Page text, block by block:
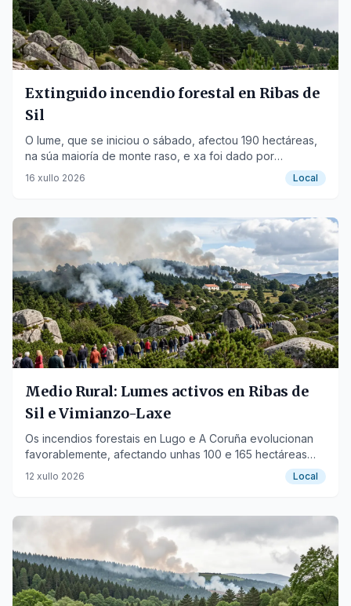
Extinguido incendio forestal en Ribas de
Sil
O lume, que se iniciou o sábado, afectou 190 hectáreas,
na súa maioría de monte raso, e xa foi dado por
extinguido.
16 xullo 2026 Local
Medio Rural: Lumes activos en Ribas de
Sil e Vimianzo-Laxe
Os incendios forestais en Lugo e A Coruña evolucionan
favorablemente, afectando unhas 100 e 165 hectáreas
respectivamente.
12 xullo 2026 Local